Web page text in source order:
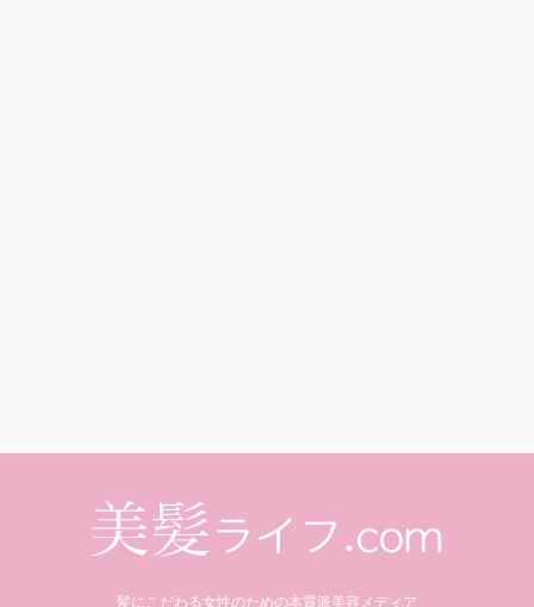
髪にこだわる女性のための本質派美容メディア